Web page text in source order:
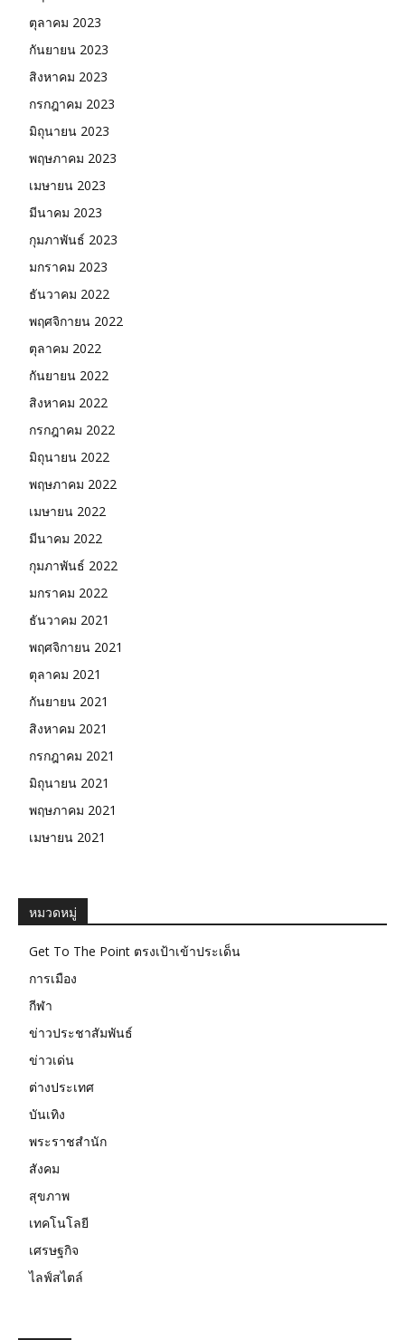
ตุลาคม 2023
กันยายน 2023
สิงหาคม 2023
กรกฎาคม 2023
มิถุนายน 2023
พฤษภาคม 2023
เมษายน 2023
มีนาคม 2023
กุมภาพันธ์ 2023
มกราคม 2023
ธันวาคม 2022
พฤศจิกายน 2022
ตุลาคม 2022
กันยายน 2022
สิงหาคม 2022
กรกฎาคม 2022
มิถุนายน 2022
พฤษภาคม 2022
เมษายน 2022
มีนาคม 2022
กุมภาพันธ์ 2022
มกราคม 2022
ธันวาคม 2021
พฤศจิกายน 2021
ตุลาคม 2021
กันยายน 2021
สิงหาคม 2021
กรกฎาคม 2021
มิถุนายน 2021
พฤษภาคม 2021
เมษายน 2021
หมวดหมู่
Get To The Point ตรงเป้าเข้าประเด็น
การเมือง
กีฬา
ข่าวประชาสัมพันธ์
ข่าวเด่น
ต่างประเทศ
บันเทิง
พระราชสำนัก
สังคม
สุขภาพ
เทคโนโลยี
เศรษฐกิจ
ไลฟ์สไตล์